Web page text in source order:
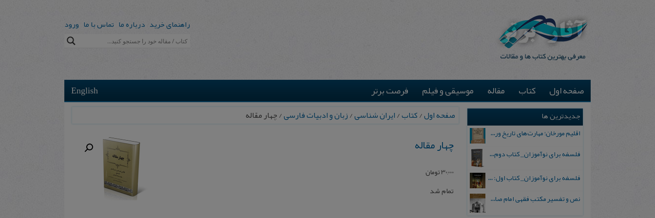
راهنمای خرید درباره ما تماس با ما ورود
English صفحه اول کتاب مقاله موسیقی و فیلم فرصت برتر
صفحه اول/کتاب/ایران شناسی/زبان و ادبیات فارسی/ چهار مقاله
چهار مقاله
30,000تومان
تمام شد
جدیدترین ها
اقلیم مورخان؛ مهارت‌های تاریخ ورزی علمی
فلسفه برای نوآموزان_ کتاب دوم: پرسش درباره واقعیت و معرفت
فلسفه برای نوآموزان_ کتاب اول: تردید در باورهای رایج
نص و تفسیر مکتب فقهی امام صادق علیه السلام